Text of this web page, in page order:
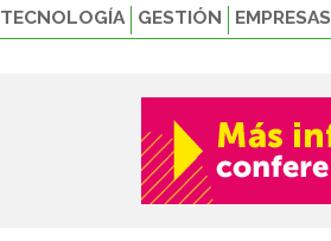
TECNOLOGÍA GESTIÓN EMPRESAS